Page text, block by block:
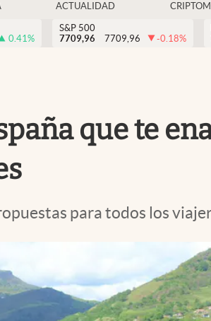
ACTUALIDAD
0.41%
S&P 500
7709,96
7709,96 -0.18%
que te
para todos los